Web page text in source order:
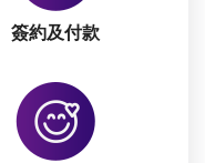
簽約及付款